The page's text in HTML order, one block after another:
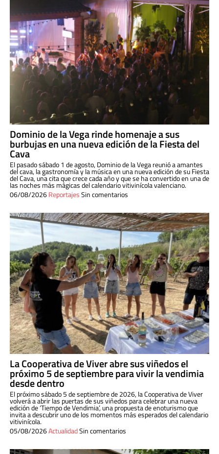
Dominio de la Vega rinde homenaje a sus
burbujas en una nueva edición de la Fiesta del
Cava
El pasado sábado 1 de agosto, Dominio de la Vega reunió a amantes
del cava, la gastronomía y la música en una nueva edición de su Fiesta
del Cava, una cita que crece cada año y que se ha convertido en una de
las noches más mágicas del calendario vitivinícola valenciano.
06/08/2026ReportajesSin comentarios
La Cooperativa de Viver abre sus viñedos el
próximo 5 de septiembre para vivir la vendimia
desde dentro
El próximo sábado 5 de septiembre de 2026, la Cooperativa de Viver
volverá a abrir las puertas de sus viñedos para celebrar una nueva
edición de ‘Tiempo de Vendimia’, una propuesta de enoturismo que
invita a descubrir uno de los momentos más esperados del calendario
vitivinícola.
05/08/2026ActualidadSin comentarios